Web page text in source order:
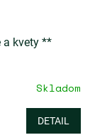
a kvety **
Skladom
DETAIL